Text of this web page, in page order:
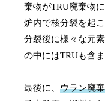
棄物がTRU廃棄物
炉内で核分裂を起
分裂後に様々な元
の中にはTRUも含ま
最後に、ウラン廃